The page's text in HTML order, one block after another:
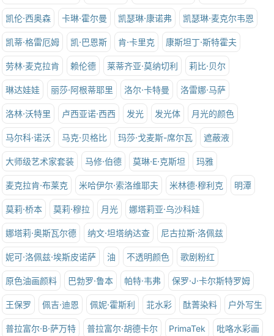
凯伦·西奥森 卡琳·霍尔曼 凯瑟琳·康诺弗 凯瑟琳·麦克尔韦恩
凯蒂·格雷厄姆 凯·巴恩斯 肯·卡里克 康斯坦丁·斯特霍夫
劳林·麦克拉肯 赖伦德 莱蒂齐亚·莫纳切利 莉比·贝尔
琳达娃娃 丽莎·阿根蒂耶里 洛尔·卡特曼 洛雷娜·马萨
洛林·沃特里 卢西亚诺·西西 发光 发光体 月光的颜色
马尔科·诺沃 马克·贝格比 玛莎·戈麦斯-席尔瓦 遮蔽液
大师级艺术家套装 马修·伯德 莫琳·E·克斯坦 玛雅
麦克拉肯·布莱克 米哈伊尔·索洛维耶夫 米林德·穆利克 明潭
莫莉·桥本 莫莉·穆拉 月光 娜塔莉亚·乌沙科娃
娜塔莉·奥斯瓦尔德 纳文·坦塔纳达查 尼古拉斯·洛佩兹
妮可·洛佩兹·埃斯皮诺萨 油 不透明颜色 歌剧粉红
原色油画颜料 巴勃罗·鲁本 帕特·韦弗 保罗·J·卡尔斯特罗姆
王保罗 佩吉·迪恩 佩妮·霍斯利 苝水彩 酞菁染料 户外写生
普拉富尔·B·萨万特 普拉富尔·胡德卡尔 PrimaTek 吡咯水彩画